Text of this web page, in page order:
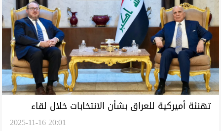
تهنئة أميركية للعراق بشأن الانتخابات خلال لقاء
2025-11-16 20:01